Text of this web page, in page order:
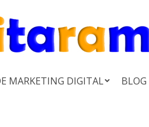
MARKETING DIGITAL BLOG